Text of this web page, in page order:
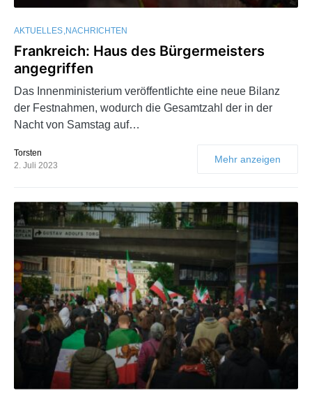
AKTUELLES NACHRICHTEN
Frankreich: Haus des Bürgermeisters
angegriffen
Das Innenministerium veröffentlichte eine neue Bilanz
der Festnahmen, wodurch die Gesamtzahl der in der
Nacht von Samstag auf…
Torsten
2. Juli 2023
Mehr anzeigen